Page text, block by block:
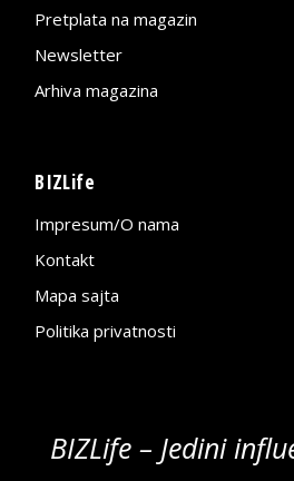
Pretplata na magazin
Newsletter
Arhiva magazina
BIZLife
Impresum/O nama
Kontakt
Mapa sajta
Politika privatnosti
BIZLife – Jedini